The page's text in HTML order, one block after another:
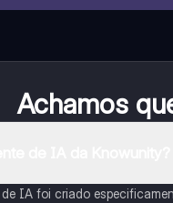
Achamos
IA foi criado